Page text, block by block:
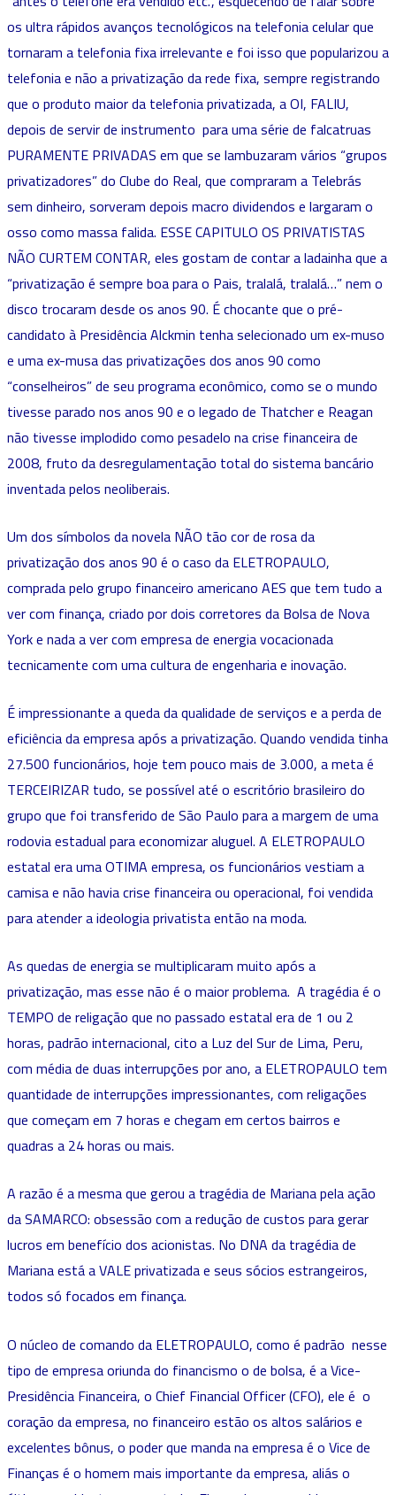
os ultra rápidos avanços tecnológicos na telefonia celular que
tornaram a telefonia fixa irrelevante e foi isso que popularizou a
telefonia e não a privatização da rede fixa, sempre registrando
que o produto maior da telefonia privatizada, a OI, FALIU,
depois de servir de instrumento para uma série de falcatruas
PURAMENTE PRIVADAS em que se lambuzaram vários “grupos
privatizadores” do Clube do Real, que compraram a Telebrás
sem dinheiro, sorveram depois macro dividendos e largaram o
osso como massa falida. ESSE CAPITULO OS PRIVATISTAS
NÃO CURTEM CONTAR, eles gostam de contar a ladainha que a
“privatização é sempre boa para o Pais, tralalá, tralalá…” nem o
disco trocaram desde os anos 90. É chocante que o pré-
candidato à Presidência Alckmin tenha selecionado um ex-muso
e uma ex-musa das privatizações dos anos 90 como
“conselheiros” de seu programa econômico, como se o mundo
tivesse parado nos anos 90 e o legado de Thatcher e Reagan
não tivesse implodido como pesadelo na crise financeira de
2008, fruto da desregulamentação total do sistema bancário
inventada pelos neoliberais.
Um dos símbolos da novela NÃO tão cor de rosa da
privatização dos anos 90 é o caso da ELETROPAULO,
comprada pelo grupo financeiro americano AES que tem tudo a
ver com finança, criado por dois corretores da Bolsa de Nova
York e nada a ver com empresa de energia vocacionada
tecnicamente com uma cultura de engenharia e inovação.
É impressionante a queda da qualidade de serviços e a perda de
eficiência da empresa após a privatização. Quando vendida tinha
27.500 funcionários, hoje tem pouco mais de 3.000, a meta é
TERCEIRIZAR tudo, se possível até o escritório brasileiro do
grupo que foi transferido de São Paulo para a margem de uma
rodovia estadual para economizar aluguel. A ELETROPAULO
estatal era uma OTIMA empresa, os funcionários vestiam a
camisa e não havia crise financeira ou operacional, foi vendida
para atender a ideologia privatista então na moda.
As quedas de energia se multiplicaram muito após a
privatização, mas esse não é o maior problema. A tragédia é o
TEMPO de religação que no passado estatal era de 1 ou 2
horas, padrão internacional, cito a Luz del Sur de Lima, Peru,
com média de duas interrupções por ano, a ELETROPAULO tem
quantidade de interrupções impressionantes, com religações
que começam em 7 horas e chegam em certos bairros e
quadras a 24 horas ou mais.
A razão é a mesma que gerou a tragédia de Mariana pela ação
da SAMARCO: obsessão com a redução de custos para gerar
lucros em benefício dos acionistas. No DNA da tragédia de
Mariana está a VALE privatizada e seus sócios estrangeiros,
todos só focados em finança.
O núcleo de comando da ELETROPAULO, como é padrão nesse
tipo de empresa oriunda do financismo o de bolsa, é a Vice-
Presidência Financeira, o Chief Financial Officer (CFO), ele é o
coração da empresa, no financeiro estão os altos salários e
excelentes bônus, o poder que manda na empresa é o Vice de
Finanças é o homem mais importante da empresa, aliás o